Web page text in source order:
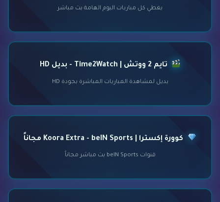
يغطي كل مباريات اليوم الهامة بث مباشر
تايم 2 ووتش | Time2Watch - بديل HD
بديل لمشاهدة المباريات المباشرة بجودة HD
كوورة إكسترا | Koora Extra - beIN Sports مجاناً
قنوات beIN Sports بث مباشر مجاناً